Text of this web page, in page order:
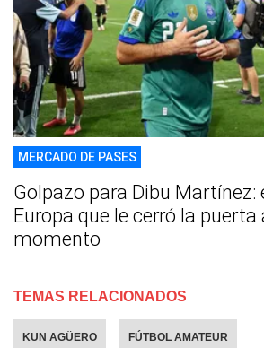
MERCADO DE PASES
Golpazo para Dibu Martínez:
Europa que le cerró la
momento
TEMAS RELACIONADOS
KUN AGÜERO FÚTBOL AMATEUR